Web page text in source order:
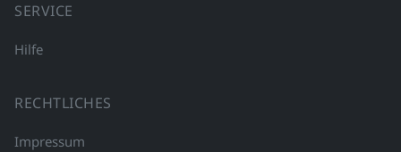
SERVICE
Hilfe
RECHTLICHES
Impressum